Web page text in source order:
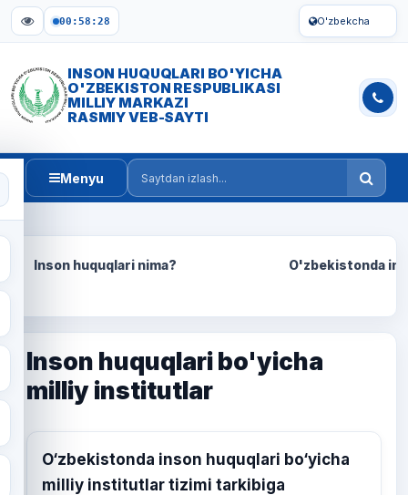
00:58:29 O'zbekcha
INSON HUQUQLARI BO'YICHA
O'ZBEKISTON RESPUBLIKASI
MILLIY MARKAZI
RASMIY VEB-SAYTI
Menyu
Saytdan izlash
Inson huquqlari nima? O'zbekistonda
Inson huquqlari bo'yicha
milliy institutlar
O‘zbekistonda inson huquqlari bo‘yicha
milliy institutlar tizimi tarkibiga